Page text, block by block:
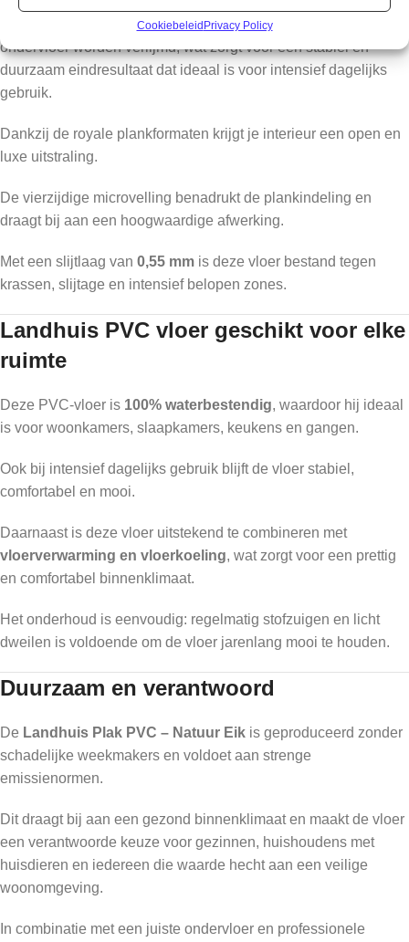
Cookiebeleid Privacy Policy
Dit betekent dat de planken rechtstreeks op een geëgaliseerde
ondervloer worden verlijmd, wat zorgt voor een stabiel en
duurzaam eindresultaat dat ideaal is voor intensief dagelijks
gebruik.
Dankzij de royale plankformaten krijgt je interieur een open en
luxe uitstraling.
De vierzijdige microvelling benadrukt de plankindeling en
draagt bij aan een hoogwaardige afwerking.
Met een slijtlaag van 0,55 mm is deze vloer bestand tegen
krassen, slijtage en intensief belopen zones.
Landhuis PVC vloer geschikt voor elke
ruimte
Deze PVC-vloer is 100% waterbestendig, waardoor hij ideaal
is voor woonkamers, slaapkamers, keukens en gangen.
Ook bij intensief dagelijks gebruik blijft de vloer stabiel,
comfortabel en mooi.
Daarnaast is deze vloer uitstekend te combineren met
vloerverwarming en vloerkoeling, wat zorgt voor een prettig
en comfortabel binnenklimaat.
Het onderhoud is eenvoudig: regelmatig stofzuigen en licht
dweilen is voldoende om de vloer jarenlang mooi te houden.
Duurzaam en verantwoord
De Landhuis Plak PVC – Natuur Eik is geproduceerd zonder
schadelijke weekmakers en voldoet aan strenge
emissienormen.
Dit draagt bij aan een gezond binnenklimaat en maakt de vloer
een verantwoorde keuze voor gezinnen, huishoudens met
huisdieren en iedereen die waarde hecht aan een veilige
woonomgeving.
In combinatie met een juiste ondervloer en professionele